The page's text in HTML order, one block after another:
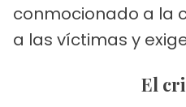
conmocionado a la
a las víctimas y
El